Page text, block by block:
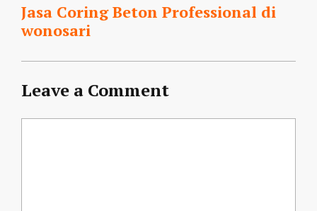
Jasa Coring Beton Professional di
wonosari
Leave a Comment